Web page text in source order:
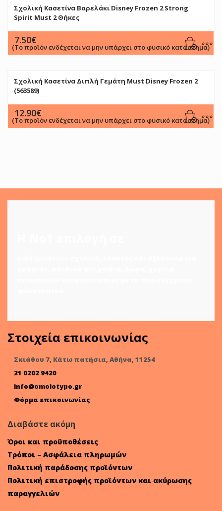
Σχολική Κασετίνα Βαρελάκι Disney Frozen 2 Strong
Spirit Must 2 Θήκες
7.50€
(Το προϊόν ενδέχεται να μην υπάρχει στο φυσικό κατάστημα)
Σχολική Κασετίνα Διπλή Γεμάτη Must Disney Frozen 2
(563589)
12.90€
(Το προϊόν ενδέχεται να μην υπάρχει στο φυσικό κατάστημα)
Στοιχεία επικοινωνίας
Σκιάθου 7, Κάτω πατήσια, Αθήνα, 11254
21 0202 9420
info@omoiotypo.gr
Φόρμα επικοινωνίας
Διαβάστε ακόμη
Όροι και προϋποθέσεις
Τρόποι – Ασφάλεια πληρωμών
Πολιτική παράδοσης προϊόντων
Πολιτική επιστροφής προϊόντων και ακύρωσης
παραγγελιών